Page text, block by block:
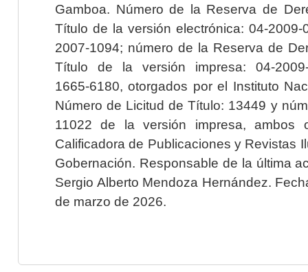
Gamboa. Número de la Reserva de
Título de la versión electrónica: 04-2009-
2007-1094; número de la Reserva de
Título de la versión impresa: 04-2009-
1665-6180, otorgados por el Instituto
Número de Licitud de Título: 13449 y
11022 de la versión impresa, ambos
Calificadora de Publicaciones y Revistas
Gobernación. Responsable de la última
Sergio Alberto Mendoza Hernández.
de marzo de 2026.